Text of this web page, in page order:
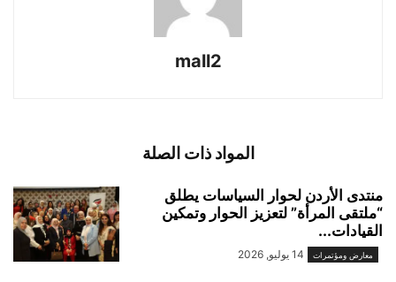
mall2
المواد ذات الصلة
منتدى الأردن لحوار السياسات يطلق
“ملتقى المرأة” لتعزيز الحوار وتمكين
القيادات...
معارض ومؤتمرات 14 يوليو, 2026